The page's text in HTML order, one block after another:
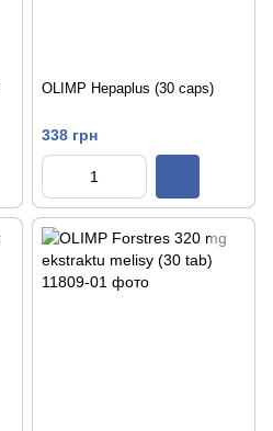
OLIMP Hepaplus (30 caps)
338 грн